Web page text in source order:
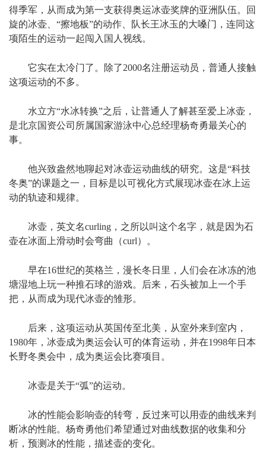
得季军，从而成为第一支获得奥运冰壶奖牌的亚洲队伍。回
旋的冰壶、“擦地板”的动作、队长王冰玉的大嗓门，连同这
项陌生的运动一起闯入国人视线。
它实在太冷门了。除了2000名注册运动员，普通人接触
这项运动的不多。
水立方“水冰转换”之后，让普通人了解甚至爱上冰壶，
是北京国资公司所属国家游泳中心总经理杨奇勇最关心的
事。
他兴致盎然地聊起对冰壶运动曲线的研究。这是“科技
冬奥”的课题之一，目标是以可视化方式展现冰壶在冰上运
动的轨迹和规律。
冰壶，英文名curling，之所以叫这个名字，就是因为石
壶在冰面上滑动时会弯曲（curl）。
早在16世纪的英格兰，漫长冬日里，人们会在冰冻的池
塘湿地上玩一种推石球的游戏。后来，石头被加上一个手
把，从而成为现代冰壶的雏形。
后来，这项运动从英国传至北美，从室外来到室内，
1980年，冰壶成为奥运会认可的体育运动，并在1998年日本
长野冬奥会中，成为奥运会比赛项目。
冰壶是关于“弧”的运动。
冰的性能会影响壶的转弯，反过来可以用壶的曲线来判
断冰的性能。杨奇勇他们希望通过对曲线数据的收集和分
析，预测冰的性能，描述壶的变化。